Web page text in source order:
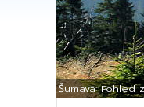
Šumava: